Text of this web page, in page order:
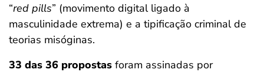
“red pills” (movimento digital ligado à
masculinidade extrema) e a tipificação criminal de
teorias misóginas.
33 das 36 propostas foram assinadas por